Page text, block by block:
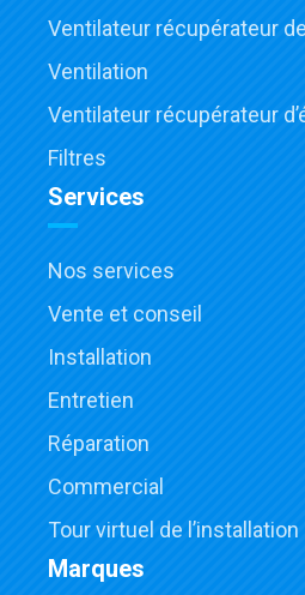
Ventilateur récupérateur
Ventilation
Ventilateur récupérateur
Filtres
Services
Nos services
Vente et conseil
Installation
Entretien
Réparation
Commercial
Tour virtuel de l’installation
Marques